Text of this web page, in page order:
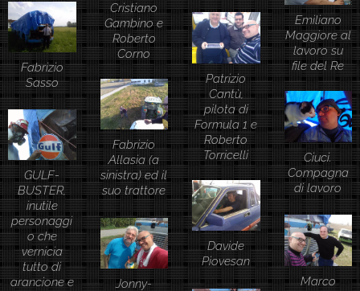
Cristiano
Gambino e
Roberto
Corno
Emiliano
Maggiore al
lavoro su
file del Re
Fabrizio
Sasso
Patrizio
Cantù,
pilota di
Formula 1 e
Roberto
Torricelli
Fabrizio
Allasia (a
sinistra) ed il
suo trattore
Ciuci.
Compagna
di lavoro
GULF-
BUSTER,
inutile
personaggi
o che
vernicia
tutto di
arancione e
Davide
Piovesan
Marco
Jonny-